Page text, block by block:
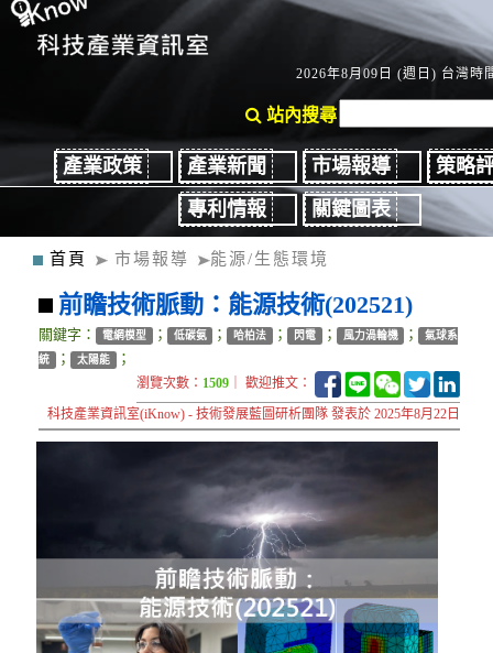
2026年8月09日 (週日) 台灣時
站內搜尋
產業政策 產業新聞 市場報導
策略
專利情報
關鍵圖表
首頁 市場報導 能源/生態環境
前瞻技術脈動：能源技術(202521)
關鍵字： 電網模型 ； 低碳氨 ； 哈柏法 ； 閃電 ； 風力渦輪機 ； 氣球系
統 ； 太陽能 ；
瀏覽次數： 1509 ｜ 歡迎推文：
科技產業資訊室(iKnow) - 技術發展藍圖研析團隊 發表於 2025年8月22日